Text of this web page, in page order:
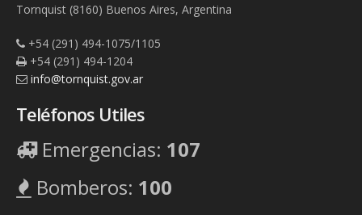
Tornquist (8160) Buenos Aires, Argentina
+54 (291) 494-1075/1105
+54 (291) 494-1204
info@tornquist.gov.ar
Teléfonos Utiles
Emergencias: 107
Bomberos: 100